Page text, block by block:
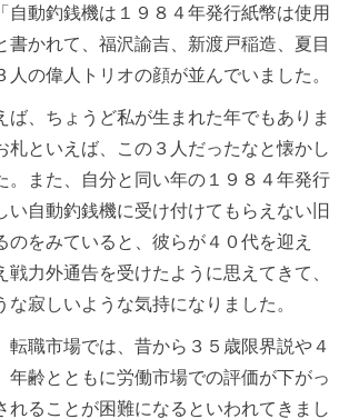
自動釣銭機は１９８４年発行紙幣は使用
書かれて、福沢諭吉、新渡戸稲造、夏目
人の偉人トリオの顔が並んでいました。
ば、ちょうど私が生まれた年でもありま
札といえば、この３人だったなと懐かし
。また、自分と同い年の１９８４年発行
い自動釣銭機に受け付けてもらえない旧
のをみていると、彼らが４０代を迎え
戦力外通告を受けたように思えてきて、
な寂しいような気持になりました。
転職市場では、昔から３５歳限界説や４
年齢とともに労働市場での評価が下がっ
れることが困難になるといわれてきまし